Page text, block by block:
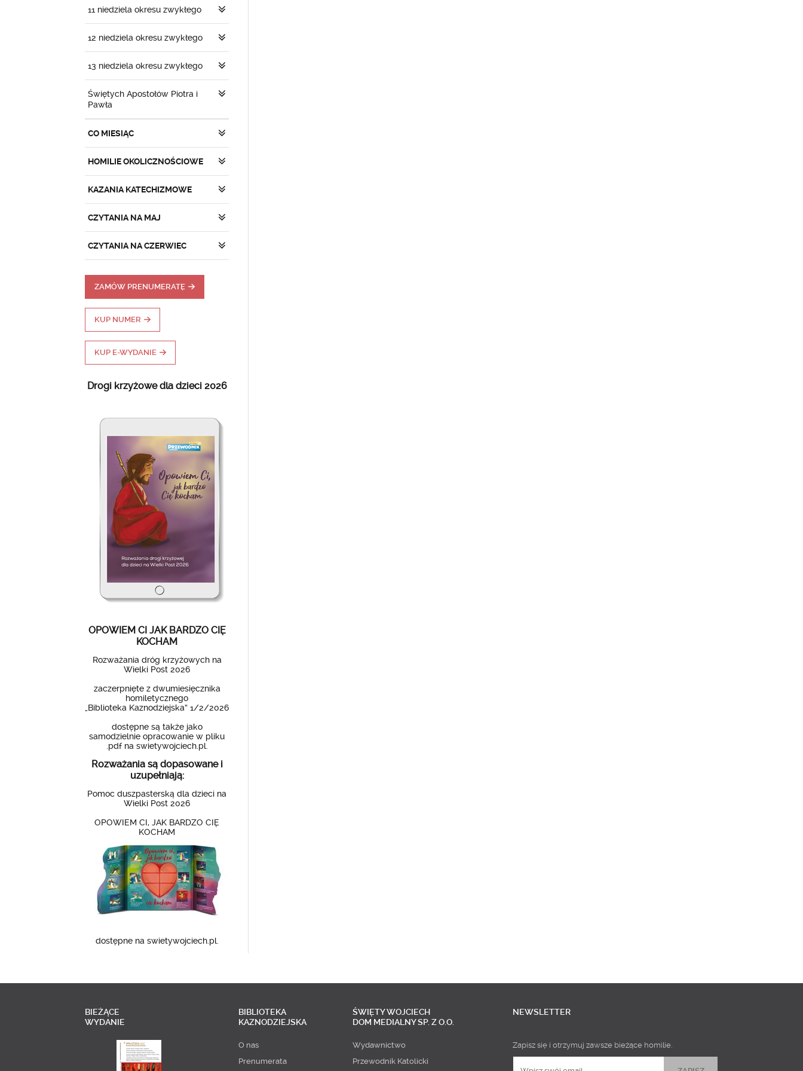
11 niedziela okresu zwykłego
12 niedziela okresu zwykłego
13 niedziela okresu zwykłego
Świętych Apostołów Piotra i
Pawła
CO MIESIĄC
HOMILIE OKOLICZNOŚCIOWE
KAZANIA KATECHIZMOWE
CZYTANIA NA MAJ
CZYTANIA NA CZERWIEC
ZAMÓW PRENUMERATĘ
KUP NUMER
KUP E-WYDANIE
Drogi krzyżowe dla dzieci 2026
OPOWIEM CI JAK BARDZO CIĘ
KOCHAM
Rozważania dróg krzyżowych na
Wielki Post 2026
zaczerpnięte z dwumiesięcznika
homiletycznego
„Biblioteka Kaznodziejska” 1/2/2026
dostępne są także jako
samodzielnie opracowanie w pliku
.pdf na swietywojciech.pl.
Rozważania są dopasowane i
uzupełniają:
Pomoc duszpasterską dla dzieci na
Wielki Post 2026
OPOWIEM CI, JAK BARDZO CIĘ
KOCHAM
dostępne na swietywojciech.pl.
BIEŻĄCE
WYDANIE
BIBLIOTEKA
KAZNODZIEJSKA
O nas
Prenumerata
ŚWIĘTY WOJCIECH
DOM MEDIALNY SP. Z O.O.
Wydawnictwo
Przewodnik Katolicki
NEWSLETTER
Zapisz się i otrzymuj zawsze bieżące homilie.